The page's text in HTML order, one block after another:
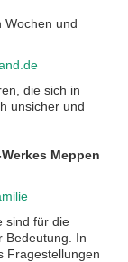
Wochen und
die sich in
unsicher und
Meppen
sind für die
Bedeutung. In
Fragestellungen